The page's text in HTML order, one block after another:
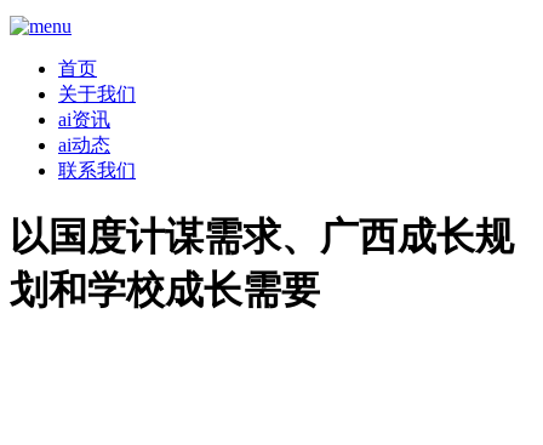
首页
关于我们
ai资讯
ai动态
联系我们
以国度计谋需求、广西成长规
划和学校成长需要